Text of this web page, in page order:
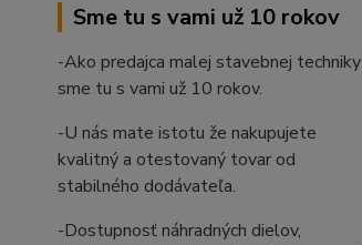
Sme tu s vami už 10 rokov
-Ako predajca malej stavebnej techniky
sme tu s vami už 10 rokov.
-U nás mate istotu že nakupujete
kvalitný a otestovaný tovar od
stabilného dodávateľa.
-Dostupnosť náhradných dielov,